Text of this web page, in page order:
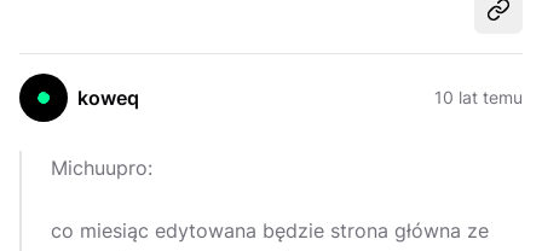
koweq 10 lat temu
Michuupro:
co miesiąc edytowana będzie strona główna ze